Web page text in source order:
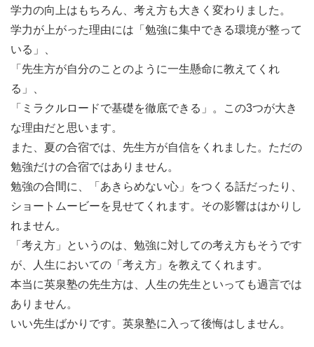
学力の向上はもちろん、考え方も大きく変わりました。
学力が上がった理由には「勉強に集中できる環境が整って
いる」、
「先生方が自分のことのように一生懸命に教えてくれ
る」、
「ミラクルロードで基礎を徹底できる」。この3つが大き
な理由だと思います。
また、夏の合宿では、先生方が自信をくれました。ただの
勉強だけの合宿ではありません。
勉強の合間に、「あきらめない心」をつくる話だったり、
ショートムービーを見せてくれます。その影響ははかりし
れません。
「考え方」というのは、勉強に対しての考え方もそうです
が、人生においての「考え方」を教えてくれます。
本当に英泉塾の先生方は、人生の先生といっても過言では
ありません。
いい先生ばかりです。英泉塾に入って後悔はしません。